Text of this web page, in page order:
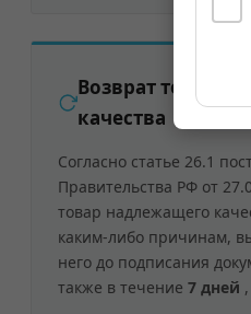
Возврат товара
качества
Согласно статье 26.1
Правительства РФ от
товар надлежащего
каким-либо причинам,
него до подписания
также в течение 7 дней